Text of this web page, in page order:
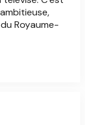
Royaume-